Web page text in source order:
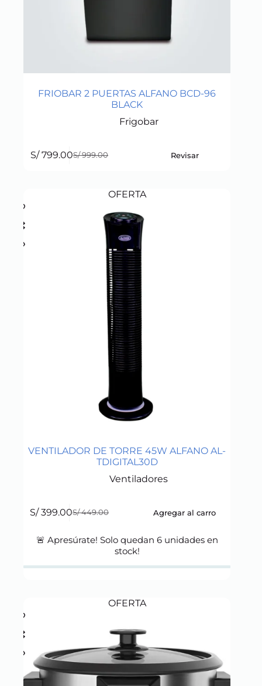
FRIOBAR 2 PUERTAS ALFANO BCD-96
BLACK
Frigobar
S/999.00
Original
S/ 999.00.
S/799.00Current
S/ 799.00.
Revisar
OFERTA
VENTILADOR DE TORRE 45W ALFANO AL-
TDIGITAL30D
Ventiladores
S/449.00
Original
was:
S/ 449.00.
S/399.00Current
is:
Agregar al carro
🚨 Apresúrate! Solo quedan 6unidades en
stock!
OFERTA